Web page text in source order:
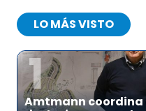
LO MÁS VISTO
1
Amtmann coordina